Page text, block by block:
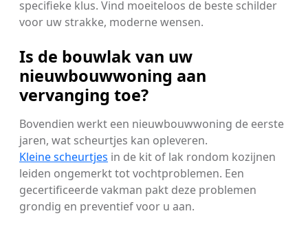
specifieke klus. Vind moeiteloos de beste schilder
voor uw strakke, moderne wensen.
Is de bouwlak van uw
nieuwbouwwoning aan
vervanging toe?
Bovendien werkt een nieuwbouwwoning de eerste
jaren, wat scheurtjes kan opleveren.
Kleine scheurtjes in de kit of lak rondom kozijnen
leiden ongemerkt tot vochtproblemen. Een
gecertificeerde vakman pakt deze problemen
grondig en preventief voor u aan.